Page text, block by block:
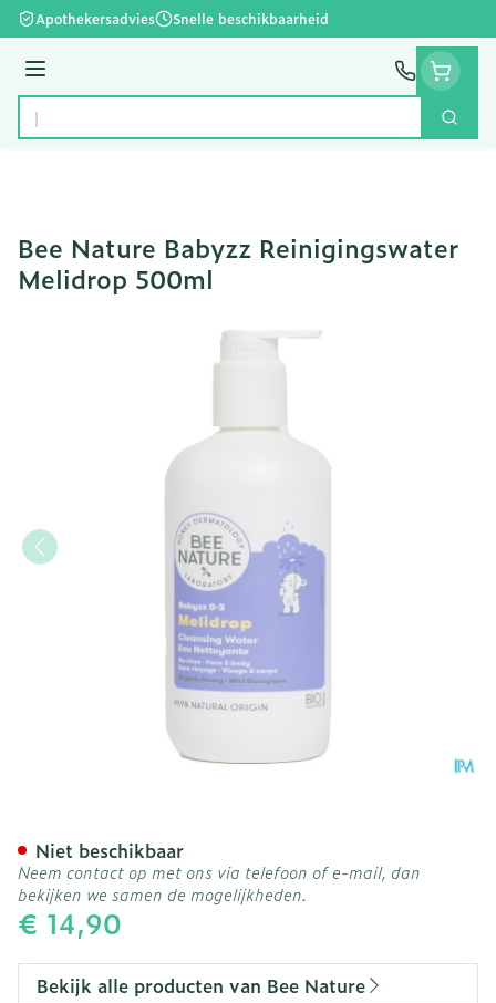
Ga naar de inhoud
Apothekersadvies Snelle beschikbaarheid
Menu
Product, merk, categorie...
Zoek
Bee Nature Babyzz Reinigingswater
Melidrop 500ml
€ 14,90
Niet beschikbaar
Neem contact op met ons via telefoon of e-mail, dan
bekijken we samen de mogelijkheden.
Bekijk alle producten van Bee Nature